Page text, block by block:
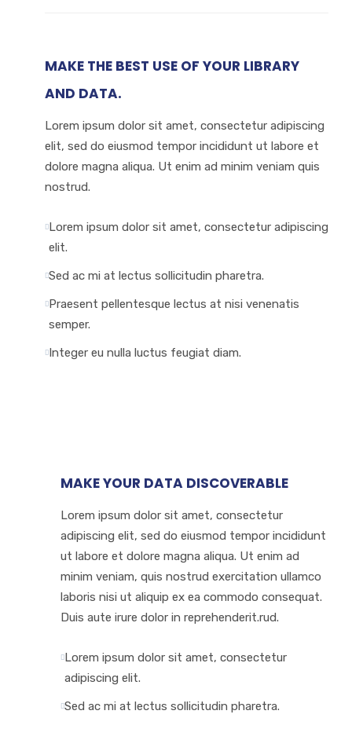
MAKE THE BEST USE OF YOUR LIBRARY
AND DATA.
Lorem ipsum dolor sit amet, consectetur adipiscing
elit, sed do eiusmod tempor incididunt ut labore et
dolore magna aliqua. Ut enim ad minim veniam quis
nostrud.
Lorem ipsum dolor sit amet, consectetur adipiscing
elit.
Sed ac mi at lectus sollicitudin pharetra.
Praesent pellentesque lectus at nisi venenatis
semper.
Integer eu nulla luctus feugiat diam.
MAKE YOUR DATA DISCOVERABLE
Lorem ipsum dolor sit amet, consectetur
adipiscing elit, sed do eiusmod tempor incididunt
ut labore et dolore magna aliqua. Ut enim ad
minim veniam, quis nostrud exercitation ullamco
laboris nisi ut aliquip ex ea commodo consequat.
Duis aute irure dolor in reprehenderit.rud.
Lorem ipsum dolor sit amet, consectetur
adipiscing elit.
Sed ac mi at lectus sollicitudin pharetra.